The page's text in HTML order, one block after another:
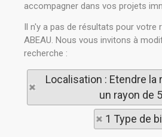
accompagner dans vos projets
Il n'y a pas de résultats pour votre
ABEAU. Nous vous invitons à
recherche :
Localisation : Etendre la
un rayon de
1 Type de